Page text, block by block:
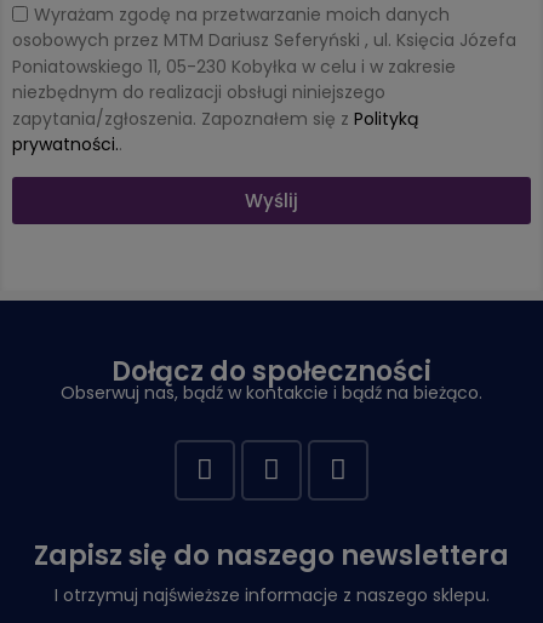
Wyrażam zgodę na przetwarzanie moich danych
osobowych przez MTM Dariusz Seferyński , ul. Księcia Józefa
Poniatowskiego 11, 05-230 Kobyłka w celu i w zakresie
niezbędnym do realizacji obsługi niniejszego
zapytania/zgłoszenia. Zapoznałem się z Polityką
prywatności..
Wyślij
Dołącz do społeczności
Obserwuj nas, bądź w kontakcie i bądź na bieżąco.
Zapisz się do naszego newslettera
I otrzymuj najświeższe informacje z naszego sklepu.